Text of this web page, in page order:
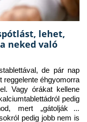
lehet,
neked való
de pár nap
reggelente éhgyomorra
Vagy órákat kellene
pedig
mert „gátolják a
pedig jobb nem is